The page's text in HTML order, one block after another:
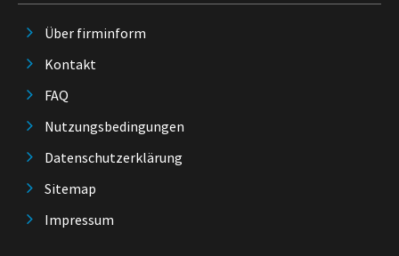
Über firminform
Kontakt
FAQ
Nutzungsbedingungen
Datenschutzerklärung
Sitemap
Impressum